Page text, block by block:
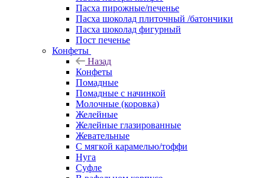
Пасха пирожные/печенье
Пасха шоколад плиточный /батончики
Пасха шоколад фигурный
Пост печенье
Конфеты
Назад
Конфеты
Помадные
Помадные с начинкой
Молочные (коровка)
Желейные
Желейные глазированные
Жевательные
С мягкой карамелью/тоффи
Нуга
Суфле